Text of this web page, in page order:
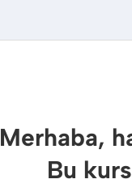
Merhaba,
Bu